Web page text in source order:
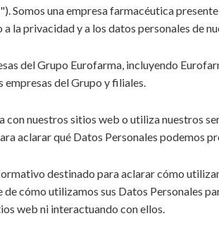
Cuidados
personales
Alimentos /
Suplementos
alimentarios
Somos una empresa farmacéutica
a la privacidad y a los datos personales
del Grupo Eurofarma, incluyendo
empresas del Grupo y filiales.
con nuestros sitios web o utiliza nuestros
aclarar qué Datos Personales podemos
destinado para aclarar cómo
cómo utilizamos sus Datos Personales
web ni interactuando con ellos.